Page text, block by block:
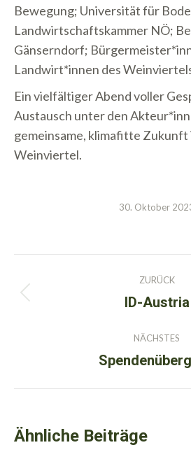
Bewegung; Universität für
Landwirtschaftskammer NÖ;
Gänserndorf;
Landwirt*innen des
Ein vielfältiger Abend voller
Austausch unter den
gemeinsame, klimafitte Zukunft
Weinviertel.
30. Oktober
ZURÜCK
ID-Austria
NÄCHSTES
Ähnliche Beiträge